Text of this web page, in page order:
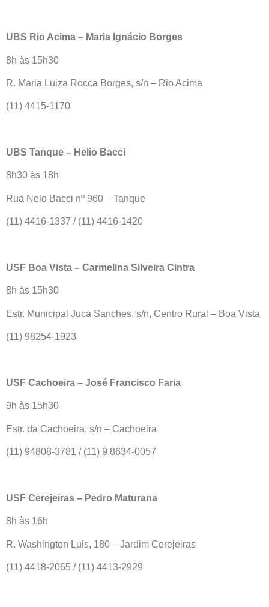
UBS Rio Acima – Maria Ignácio Borges
8h às 15h30
R. Maria Luiza Rocca Borges, s/n – Rio Acima
(11) 4415-1170
UBS Tanque – Helio Bacci
8h30 às 18h
Rua Nelo Bacci nº 960 – Tanque
(11) 4416-1337 / (11) 4416-1420
USF Boa Vista – Carmelina Silveira Cintra
8h às 15h30
Estr. Municipal Juca Sanches, s/n, Centro Rural – Boa Vista
(11) 98254-1923
USF Cachoeira – José Francisco Faria
9h às 15h30
Estr. da Cachoeira, s/n – Cachoeira
(11) 94808-3781 / (11) 9.8634-0057
USF Cerejeiras – Pedro Maturana
8h às 16h
R. Washington Luis, 180 – Jardim Cerejeiras
(11) 4418-2065 / (11) 4413-2929